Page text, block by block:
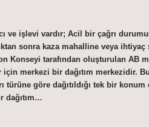
ve işlevi vardır; Acil bir çağrı
sonra kaza mahalline veya ihtiyaç
Konseyi tarafından oluşturulan AB
merkezi bir dağıtım merkezidir.
göre dağıtıldığı tek bir
dağıtım…